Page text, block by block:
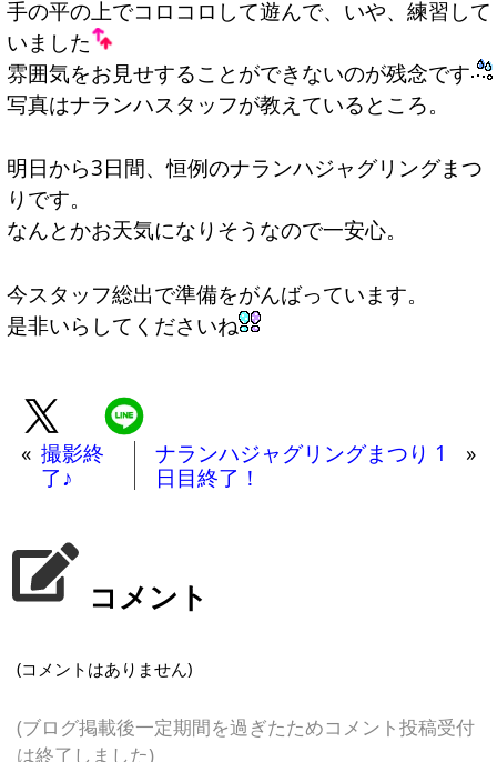
手の平の上でコロコロして遊んで、いや、練習して
いました
雰囲気をお見せすることができないのが残念です
写真はナランハスタッフが教えているところ。
明日から3日間、恒例のナランハジャグリングまつ
りです。
なんとかお天気になりそうなので一安心。
今スタッフ総出で準備をがんばっています。
是非いらしてくださいね
« 撮影終
了♪
ナランハジャグリングまつり 1
日目終了！
»
コメント
(コメントはありません)
(ブログ掲載後一定期間を過ぎたためコメント投稿受付
は終了しました)